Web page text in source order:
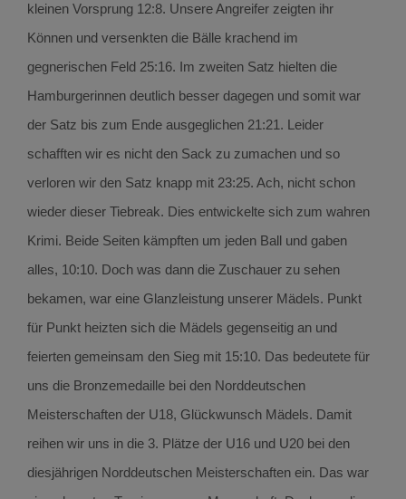
kleinen Vorsprung 12:8. Unsere Angreifer zeigten ihr
Können und versenkten die Bälle krachend im
gegnerischen Feld 25:16. Im zweiten Satz hielten die
Hamburgerinnen deutlich besser dagegen und somit war
der Satz bis zum Ende ausgeglichen 21:21. Leider
schafften wir es nicht den Sack zu zumachen und so
verloren wir den Satz knapp mit 23:25. Ach, nicht schon
wieder dieser Tiebreak. Dies entwickelte sich zum wahren
Krimi. Beide Seiten kämpften um jeden Ball und gaben
alles, 10:10. Doch was dann die Zuschauer zu sehen
bekamen, war eine Glanzleistung unserer Mädels. Punkt
für Punkt heizten sich die Mädels gegenseitig an und
feierten gemeinsam den Sieg mit 15:10. Das bedeutete für
uns die Bronzemedaille bei den Norddeutschen
Meisterschaften der U18, Glückwunsch Mädels. Damit
reihen wir uns in die 3. Plätze der U16 und U20 bei den
diesjährigen Norddeutschen Meisterschaften ein. Das war